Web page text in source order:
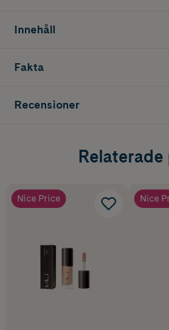
Innehåll
Fakta
Recensioner
Nice Price Nice